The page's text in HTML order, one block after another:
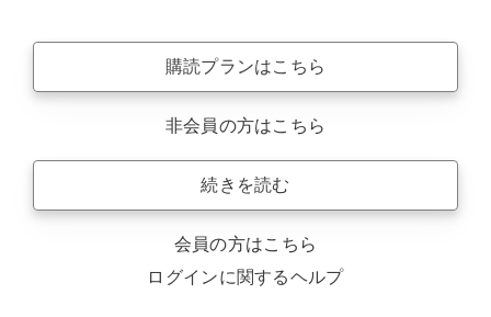
購読プランはこちら
非会員の方はこちら
続きを読む
会員の方はこちら
ログインに関するヘルプ